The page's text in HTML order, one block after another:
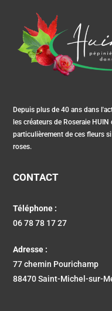
Depuis plus de 40 ans dans
les créateurs de Roseraie
particulièrement de ces fleurs
roses.
CONTACT
Téléphone :
06 78 78 17 27
Adresse :
77 chemin Pourichamp
88470 Saint-Michel-sur-